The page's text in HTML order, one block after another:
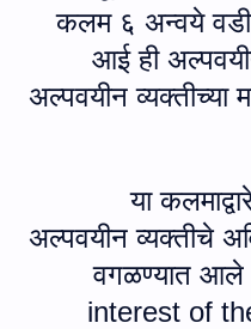
कलम ६ अन्‍वये
आई ही
अल्पवयीन व्यक्तीच्या
या
अल्पवयीन व्यक्तीचे
वगळण्यात
interest of